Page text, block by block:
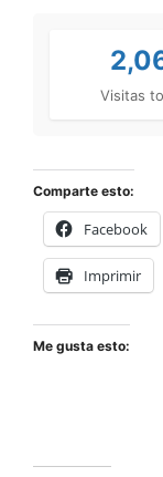
Visitas
Comparte esto:
Facebook
Imprimir
Me gusta esto: